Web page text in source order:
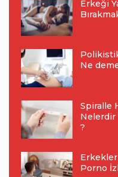
Erkeği
Ne
Spiralle
Nelerdir
?
Porno